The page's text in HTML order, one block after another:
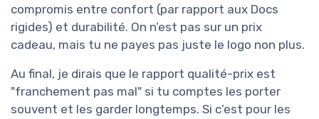
compromis entre confort (par rapport aux Docs
rigides) et durabilité. On n’est pas sur un prix
cadeau, mais tu ne payes pas juste le logo non plus.
Au final, je dirais que le rapport qualité-prix est
"franchement pas mal" si tu comptes les porter
souvent et les garder longtemps. Si c’est pour les